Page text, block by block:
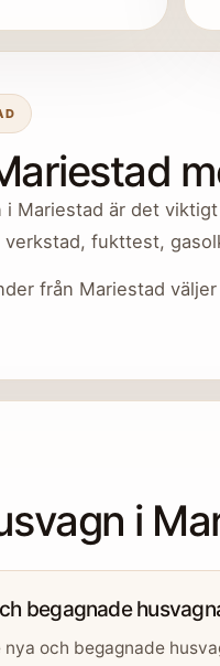
i Mariestad är det
fukttest,
från Mariestad
i
begagnade
och begagnade